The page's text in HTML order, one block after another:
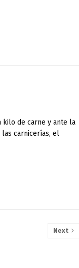
de carne y ante la
carnicerías, el
Next